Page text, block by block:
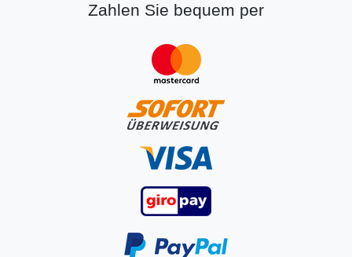
Zahlen Sie bequem per